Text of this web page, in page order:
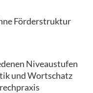
Förderstruktur
Niveaustufen
und Wortschatz